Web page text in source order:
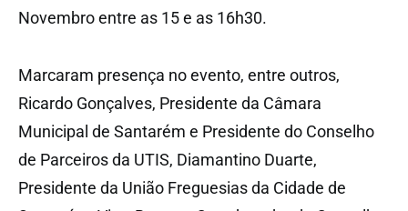
Novembro entre as 15 e as 16h30.
Marcaram presença no evento, entre outros,
Ricardo Gonçalves, Presidente da Câmara
Municipal de Santarém e Presidente do Conselho
de Parceiros da UTIS, Diamantino Duarte,
Presidente da União Freguesias da Cidade de